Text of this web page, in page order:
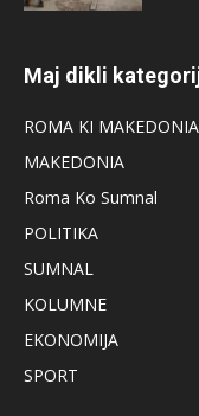
Maj dikli
ROMA KI MAKEDONIA
MAKEDONIA
Roma Ko Sumnal
POLITIKA
SUMNAL
KOLUMNE
EKONOMIJA
SPORT